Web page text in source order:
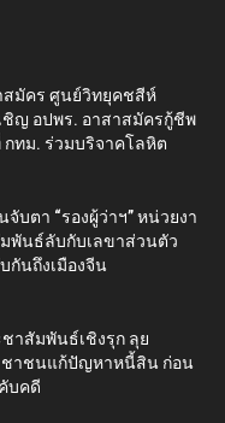
มัคร ศูนย์วิทยุคชสีห์
ชิญ อปพร. อาสาสมัครกู้ชีพ
ทม. ร่วมบริจาคโลหิต
บตา “รองผู้ว่าฯ” หน่วยงา
พันธ์ลับกับเลขาส่วนตัว
นถึงเมืองจีน
าสัมพันธ์เชิงรุก ลุย
าชนแก้ปัญหาหนี้สิน ก่อน
บคดี